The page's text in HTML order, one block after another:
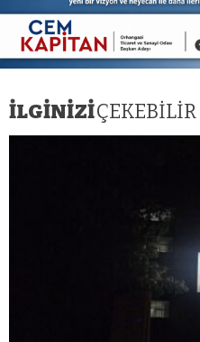
İLGİNİZİÇEKEBİLİR